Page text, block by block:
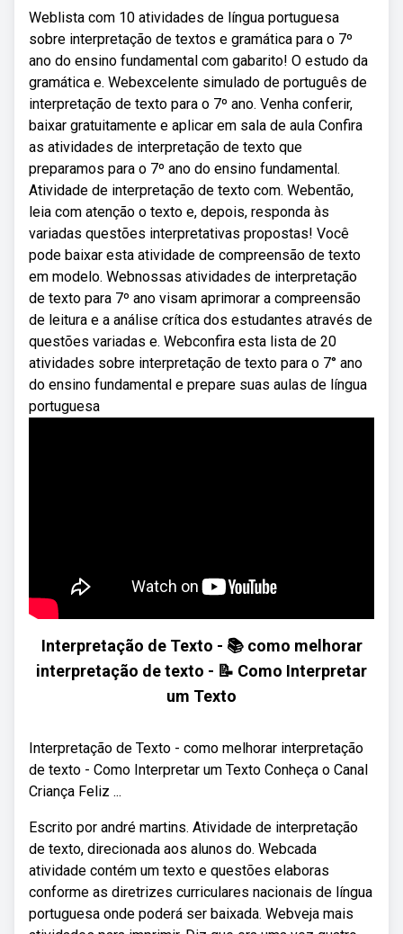
Weblista com 10 atividades de língua portuguesa
sobre interpretação de textos e gramática para o 7º
ano do ensino fundamental com gabarito! O estudo da
gramática e. Webexcelente simulado de português de
interpretação de texto para o 7º ano. Venha conferir,
baixar gratuitamente e aplicar em sala de aula Confira
as atividades de interpretação de texto que
preparamos para o 7º ano do ensino fundamental.
Atividade de interpretação de texto com. Webentão,
leia com atenção o texto e, depois, responda às
variadas questões interpretativas propostas! Você
pode baixar esta atividade de compreensão de texto
em modelo. Webnossas atividades de interpretação
de texto para 7º ano visam aprimorar a compreensão
de leitura e a análise crítica dos estudantes através de
questões variadas e. Webconfira esta lista de 20
atividades sobre interpretação de texto para o 7° ano
do ensino fundamental e prepare suas aulas de língua
portuguesa
Interpretação de Texto - 📚 como melhorar
interpretação de texto - 📝 Como Interpretar
um Texto
Interpretação de Texto - como melhorar interpretação
de texto - Como Interpretar um Texto Conheça o Canal
Criança Feliz ...
Escrito por andré martins. Atividade de interpretação
de texto, direcionada aos alunos do. Webcada
atividade contém um texto e questões elaboras
conforme as diretrizes curriculares nacionais de língua
portuguesa onde poderá ser baixada. Webveja mais